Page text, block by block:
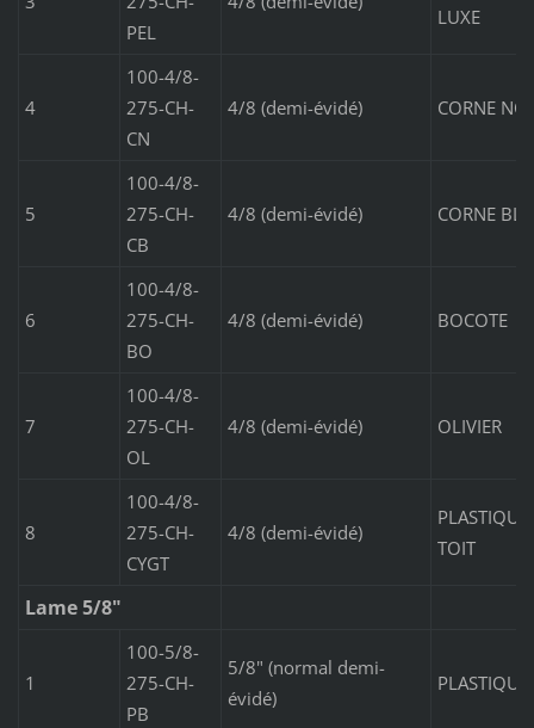
PEL
LUXE
4
100-4/8-
275-CH-
CN
4/8 (demi-évidé) CORNE
5
100-4/8-
275-CH-
CB
4/8 (demi-évidé) CORNE
6
100-4/8-
275-CH-
BO
4/8 (demi-évidé) BOCOTE
7
100-4/8-
275-CH-
OL
4/8 (demi-évidé) OLIVIER
8
100-4/8-
275-CH-
CYGT
4/8 (demi-évidé)
TOIT
Lame 5/8"
1
100-5/8-
275-CH-
PB
5/8" (normal demi-
évidé)